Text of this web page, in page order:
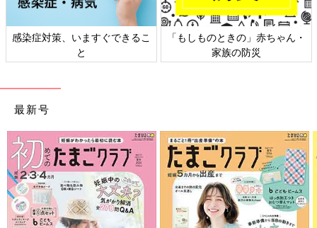
感染症対策、いますぐできるこ
と
「もしものときの」赤ちゃん・
家族の防災
最新号